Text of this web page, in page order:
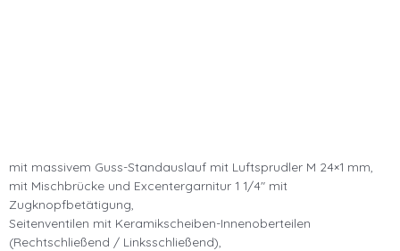
mit massivem Guss-Standauslauf mit Luftsprudler M 24×1 mm,
mit Mischbrücke und Excentergarnitur 1 1/4″ mit
Zugknopfbetätigung,
Seitenventilen mit Keramikscheiben-Innenoberteilen
(Rechtschließend / Linksschließend),